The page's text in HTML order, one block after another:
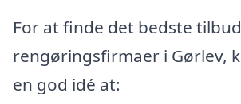
For at finde det bedste
rengøringsfirmaer i Gørlev,
en god idé at: